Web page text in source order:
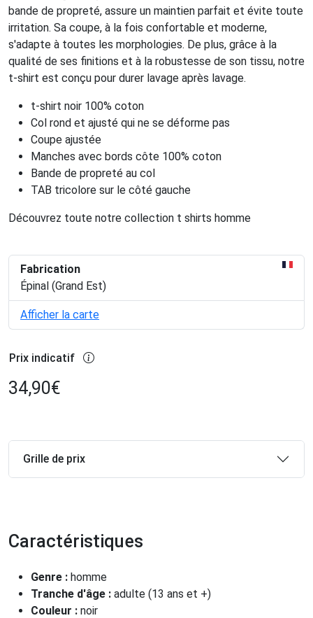
bande de propreté, assure un maintien parfait et évite toute
irritation. Sa coupe, à la fois confortable et moderne,
s'adapte à toutes les morphologies. De plus, grâce à la
qualité de ses finitions et à la robustesse de son tissu, notre
t-shirt est conçu pour durer lavage après lavage.
t-shirt noir 100% coton
Col rond et ajusté qui ne se déforme pas
Coupe ajustée
Manches avec bords côte 100% coton
Bande de propreté au col
TAB tricolore sur le côté gauche
Découvrez toute notre collection t shirts homme
Fabrication
Épinal (Grand Est)
Afficher la carte
Prix indicatif
34,90€
Grille de prix
Caractéristiques
Genre : homme
Tranche d'âge : adulte (13 ans et +)
Couleur : noir